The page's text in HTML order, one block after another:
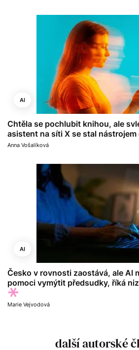
AI
Chtěla se pochlubit knihou, ale
asistent na síti X se stal
Anna Vošalíková
AI
Česko v rovnosti zaostává, ale AI
pomoci vymýtit předsudky, říká
Marie Vejvodová
další autorské